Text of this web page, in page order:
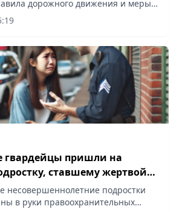
дорожного движения и меры
сообщает Vecher.kz.
гвардейцы пришли на
ставшему жертвой
несовершеннолетние подростки
в руки правоохранительных